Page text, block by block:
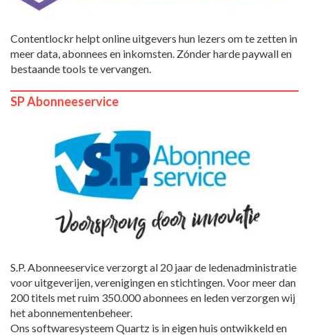
Contentlockr helpt online uitgevers hun lezers om te zetten in
meer data, abonnees en inkomsten. Zónder harde paywall en
bestaande tools te vervangen.
SP Abonneeservice
S.P. Abonneeservice verzorgt al 20 jaar de ledenadministratie
voor uitgeverijen, verenigingen en stichtingen. Voor meer dan
200 titels met ruim 350.000 abonnees en leden verzorgen wij
het abonnementenbeheer.
Ons softwaresysteem Quartz is in eigen huis ontwikkeld en